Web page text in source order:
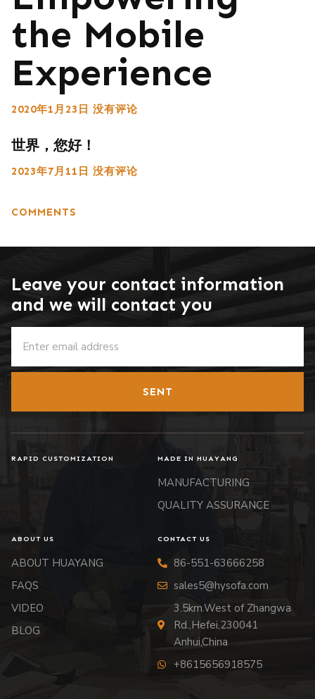
the Mobile
Experience
2020年1月23日 没有评论
世界，您好！
2023年7月11日 没有评论
COMMENTS
Leave your contact information
and we will contact you
SENT
RAPID CUSTOMIZATION MADE IN HUAYANG
MANUFACTURING
QUALITY ASSURANCE
ABOUT US
ABOUT HUAYANG
FAQS
VIDEO
BLOG
CONTACT US
86-551-63666258
sales5@hysofa.com
3.5km.West of Zhangwa
Rd.,Hefei,230041
Anhui,China
+8615656918575